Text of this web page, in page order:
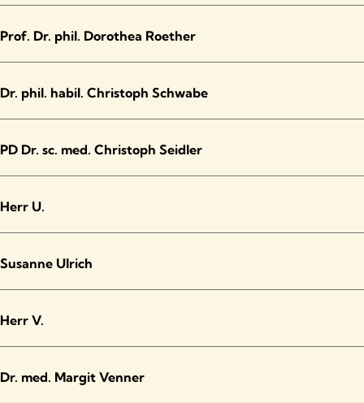
Prof. Dr. phil. Dorothea Roether
Dr. phil. habil. Christoph Schwabe
PD Dr. sc. med. Christoph Seidler
Herr U.
Susanne Ulrich
Herr V.
Dr. med. Margit Venner